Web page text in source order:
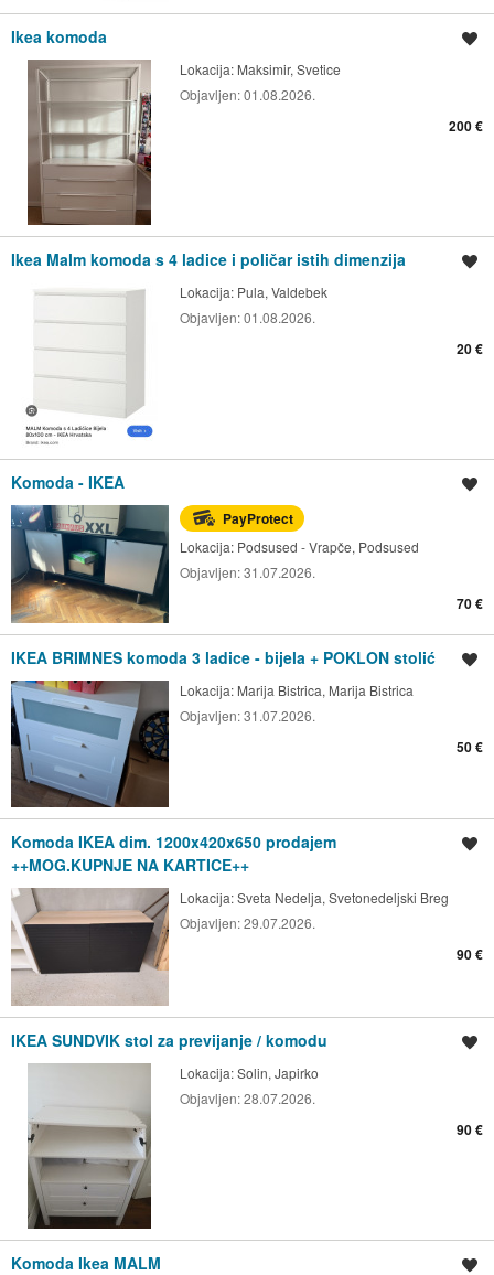
Ikea komoda
Lokacija: Maksimir, Svetice
Objavljen:01.08.2026.
200 €
Ikea Malm komoda s 4 ladice i poličar istih dimenzija
Lokacija: Pula, Valdebek
Objavljen:01.08.2026.
20 €
Komoda - IKEA
PayProtect
Lokacija: Podsused - Vrapče, Podsused
Objavljen:31.07.2026.
70 €
IKEA BRIMNES komoda 3 ladice - bijela + POKLON stolić
Lokacija: Marija Bistrica, Marija Bistrica
Objavljen:31.07.2026.
50 €
Komoda IKEA dim. 1200x420x650 prodajem
++MOG.KUPNJE NA KARTICE++
Lokacija:Sveta Nedelja, Svetonedeljski Breg
Objavljen:29.07.2026.
90 €
IKEA SUNDVIK stol za previjanje / komodu
Lokacija:Solin, Japirko
Objavljen:28.07.2026.
90 €
Komoda Ikea MALM